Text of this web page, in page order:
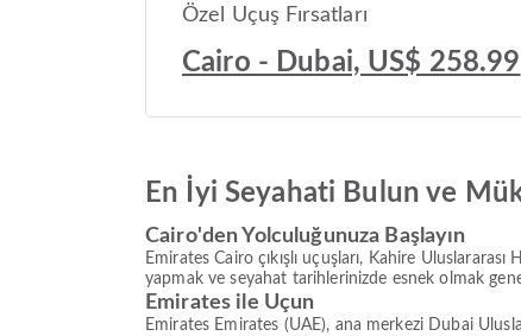
Özel Uçuş Fırsatları
Cairo - Dubai, US$ 258.99
En İyi Seyahati Bulun ve
Cairo'den Yolculuğunuza Başlayın
Emirates Cairo çıkışlı uçuşları, Kahire
yapmak ve seyahat tarihlerinizde esnek olmak
Emirates ile Uçun
Emirates Emirates (UAE), ana merkezi Dubai